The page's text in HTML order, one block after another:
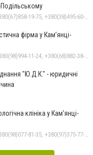
Подільському
+380(38)499-03-22, +380(67)858-19-75, +380(38)495-60-27
фірма у Кам’янці-
+380(68)118-82-77, +380(98)994-11-24, +380(68)882-38-28
"Ю.Д.К." - юридичні
клініка у Кам'янці-
+380(98)587-43-61, +380(98)077-81-35, +380(97)375-77-72, +380(97)982-31-07